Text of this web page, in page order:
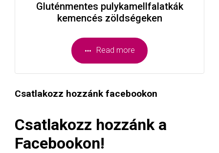
Gluténmentes pulykamellfalatkák
kemencés zöldségeken
Read more
Csatlakozz hozzánk facebookon
Csatlakozz hozzánk a
Facebookon!